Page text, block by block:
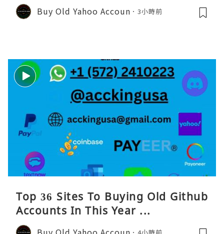
Buy Old Yahoo Accoun 3小時前
Top 36 Sites To Buying Old Github
Accounts In This Year ...